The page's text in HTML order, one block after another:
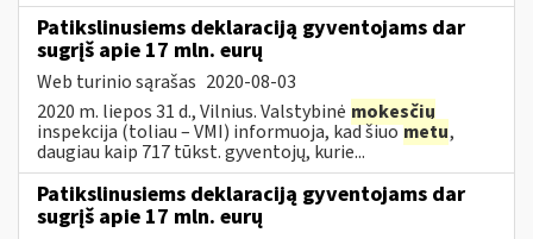
Patikslinusiems deklaraciją gyventojams dar
sugrįš apie 17 mln. eurų
Web turinio sąrašas 2020-08-03
2020 m. liepos 31 d., Vilnius. Valstybinė mokesčių
inspekcija (toliau – VMI) informuoja, kad šiuometu,
daugiau kaip 717 tūkst. gyventojų, kurie...
Patikslinusiems deklaraciją gyventojams dar
sugrįš apie 17 mln. eurų